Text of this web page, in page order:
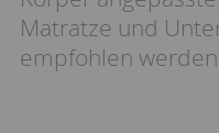
Matratze und
empfohlen